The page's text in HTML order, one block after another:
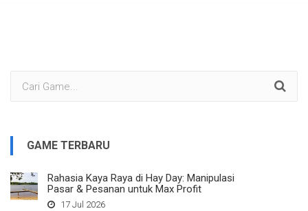
GAME TERBARU
Rahasia Kaya Raya di Hay Day: Manipulasi
Pasar & Pesanan untuk Max Profit
17 Jul 2026